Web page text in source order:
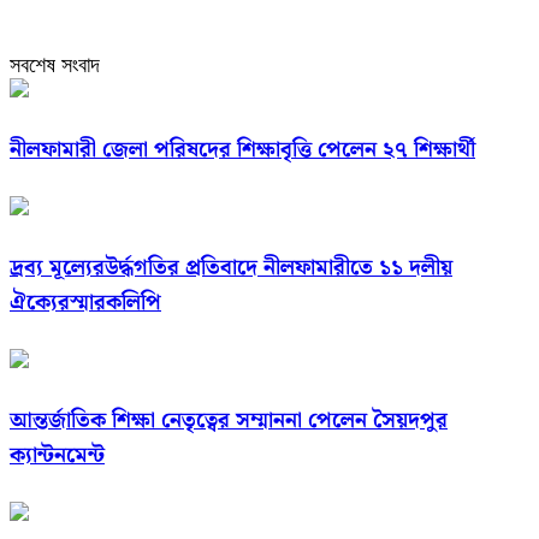
সবশেষ সংবাদ
নীলফামারী জেলা পরিষদের শিক্ষাবৃত্তি পেলেন ২৭ শিক্ষার্থী
দ্রব্য মূল্যেরউর্দ্ধগতির প্রতিবাদে নীলফামারীতে ১১ দলীয়
ঐক্যেরস্মারকলিপি
আন্তর্জাতিক শিক্ষা নেতৃত্বের সম্মাননা পেলেন সৈয়দপুর
ক্যান্টনমেন্ট